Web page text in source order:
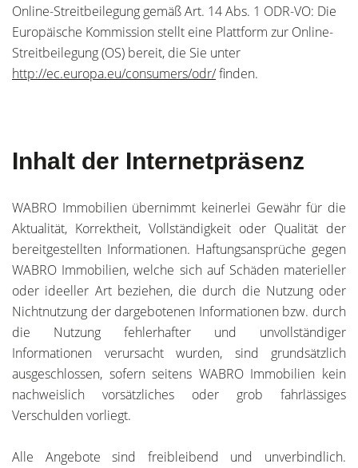
Online-Streitbeilegung gemäß Art. 14 Abs. 1 ODR-VO: Die
Europäische Kommission stellt eine Plattform zur Online-
Streitbeilegung (OS) bereit, die Sie unter
http://ec.europa.eu/consumers/odr/finden.
Inhalt der Internetpräsenz
WABRO Immobilien übernimmt keinerlei Gewähr für die
Aktualität, Korrektheit, Vollständigkeit oder Qualität der
bereitgestellten Informationen. Haftungsansprüche gegen
WABRO Immobilien, welche sich auf Schäden materieller
oder ideeller Art beziehen, die durch die Nutzung oder
Nichtnutzung der dargebotenen Informationen bzw. durch
die Nutzung fehlerhafter und unvollständiger
Informationen verursacht wurden, sind grundsätzlich
ausgeschlossen, sofern seitens WABRO Immobilien kein
nachweislich vorsätzliches oder grob fahrlässiges
Verschulden vorliegt.
Alle Angebote sind freibleibend und unverbindlich.